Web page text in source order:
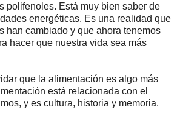
polifenoles. Está muy bien saber de
energéticas. Es una realidad que
han cambiado y que ahora tenemos
hacer que nuestra vida sea más
que la alimentación es algo más
está relacionada con el
y es cultura, historia y memoria.